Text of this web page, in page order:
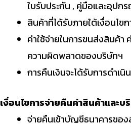
ใบรับประกัน , คู่มือและอุป
สินค้าที่ได้รับภายใต้เงื่อนไ
ค่าใช้จ่ายในการขนส่งสินค้า
ความผิดพลาดของบริษัทฯ
การคืนเงินจะได้รับการดำ
เงื่อนไขการจ่ายคืนค่าสินค้าและบ
จ่ายคืนเข้าบัญชีธนาคารขอ